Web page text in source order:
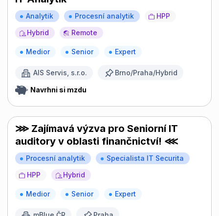
Analytik Procesní analytik
HPP
Hybrid
Remote
Medior Senior Expert
AIS Servis, s.r.o. Brno/Praha/Hybrid
Navrhni si mzdu
⋙ Zajímavá výzva pro Seniorní IT
auditory v oblasti finančnictví! ⋘
Procesní analytik
Specialista IT Securita
HPP
Hybrid
Medior Senior Expert